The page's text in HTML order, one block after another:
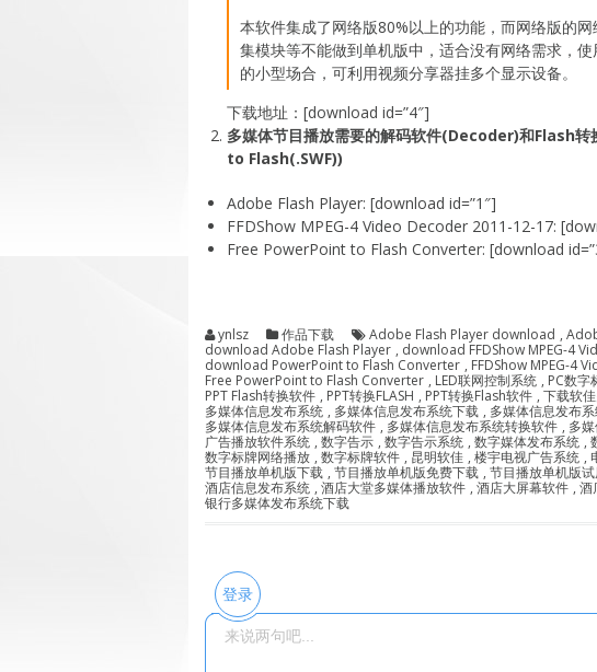
本软件集成了网络版80%以上的功能，而网络版的
集模块等不能做到单机版中，适合没有网络需求，
的小型场合，可利用视频分享器挂多个显示设备。
下载地址：[download id=”4″]
多媒体节目播放需要的解码软件(Decoder)和Flash
to Flash(.SWF))
Adobe Flash Player: [download id=”1″]
FFDShow MPEG-4 Video Decoder 2011-12-17:
Free PowerPoint to Flash Converter: [download
ynlsz 作品下载 Adobe Flash Player download ,
download Adobe Flash Player , download FFDShow MPEG-4
download PowerPoint to Flash Converter , FFDShow MPEG-4
Free PowerPoint to Flash Converter , LED联网控制系统 , PC数字
PPT Flash转换软件 , PPT转换FLASH , PPT转换Flash软件 , 下载软
多媒体信息发布系统 , 多媒体信息发布系统下载 , 多媒体信息发布
多媒体信息发布系统解码软件 , 多媒体信息发布系统转换软件 , 多
广告播放软件系统 , 数字告示 , 数字告示系统 , 数字媒体发布系统 ,
数字标牌网络播放 , 数字标牌软件 , 昆明软佳 , 楼宇电视广告系统 ,
节目播放单机版下载 , 节目播放单机版免费下载 , 节目播放单机版
酒店信息发布系统 , 酒店大堂多媒体播放软件 , 酒店大屏幕软件 , 酒
银行多媒体发布系统下载
登录